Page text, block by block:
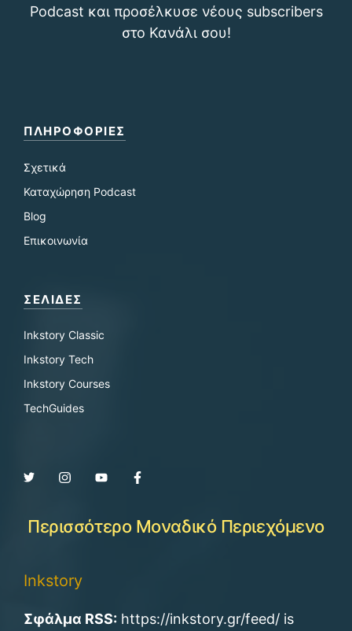
Podcast και προσέλκυσε νέους subscribers
στο Κανάλι σου!
ΠΛΗΡΟΦΟΡΙΕΣ
Σχετικά
Καταχώρηση Podcast
Blog
Επικοινωνία
ΣΕΛΙΔΕΣ
Inkstory Classic
Inkstory Tech
Inkstory Courses
TechGuides
Περισσότερο Μοναδικό Περιεχόμενο
Inkstory
Σφάλμα RSS: https://inkstory.gr/feed/ is